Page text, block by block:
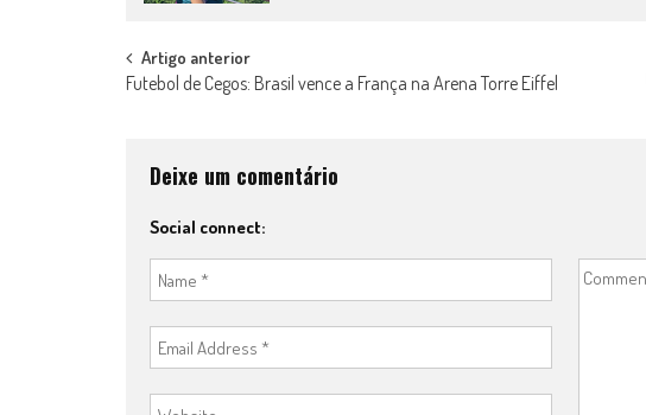
Post
navigation
Artigo anterior
Futebol de Cegos: Brasil vence a França na Arena Torre Eiffel
Deixe um comentário
Social connect: